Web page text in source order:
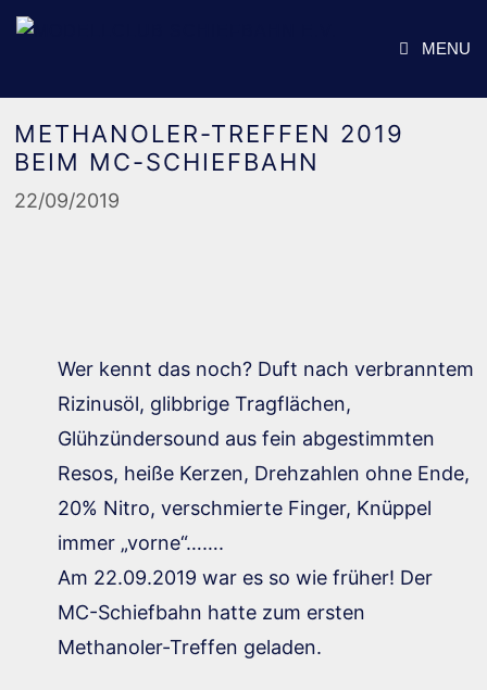
Zum
MENU
METHANOLER-TREFFEN 2019
BEIM MC-SCHIEFBAHN
22/09/2019
Wer kennt das noch? Duft nach verbranntem
Rizinusöl, glibbrige Tragflächen,
Glühzündersound aus fein abgestimmten
Resos, heiße Kerzen, Drehzahlen ohne Ende,
20% Nitro, verschmierte Finger, Knüppel
immer „vorne“…….
Am 22.09.2019 war es so wie früher! Der
MC-Schiefbahn hatte zum ersten
Methanoler-Treffen geladen.